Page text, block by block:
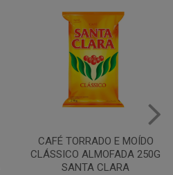
Copo Plástico Branco 180ml
Pacote c/100 - Cristalcopo